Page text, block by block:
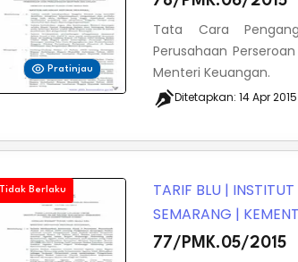
Pratinjau
Tata Cara
Perusahaan
Menteri Keuangan.
Ditetapkan:14 Apr 2015
Tidak Berlaku TARIF BLU |
SEMARANG |
77/PMK.05/2015